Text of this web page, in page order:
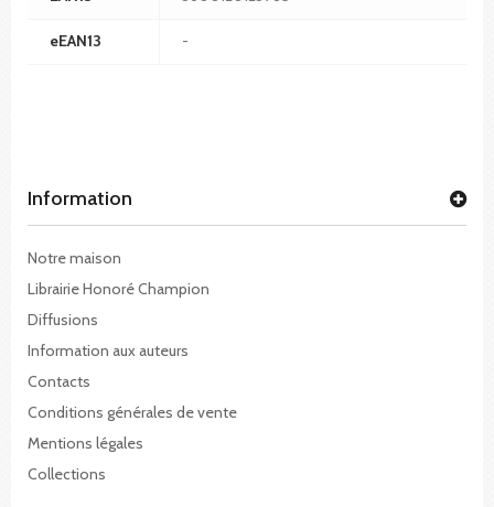
eEAN13 -
Information
Notre maison
Librairie Honoré Champion
Diffusions
Information aux auteurs
Contacts
Conditions générales de vente
Mentions légales
Collections